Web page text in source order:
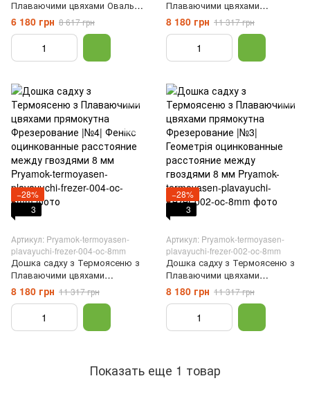
Плаваючими цвяхами Овальна
Дизайн |№0| гвозди
оцинкованные расстояние
между гвоздями 8 мм
6 180 грн 8 617 грн
Плаваючими цвяхами
прямокутна Фрезерование |
№2| Резонанс оцинкованные
расстояние между гвоздями 8
мм
8 180 грн 11 317 грн
−28%
3
Артикул: Pryamok-termoyasen-
plavayuchi-frezer-004-oc-8mm
Дошка садху з Термоясеню з
Плаваючими цвяхами
прямокутна Фрезерование |
№4| Фенікс оцинкованные
расстояние между гвоздями 8
мм
8 180 грн 11 317 грн
−28%
3
Артикул: Pryamok-termoyasen-
plavayuchi-frezer-002-oc-8mm
Дошка садху з Термоясеню з
Плаваючими цвяхами
прямокутна Фрезерование |
№3| Геометрія оцинкованные
расстояние между гвоздями 8
мм
8 180 грн 11 317 грн
Показать еще 1 товар